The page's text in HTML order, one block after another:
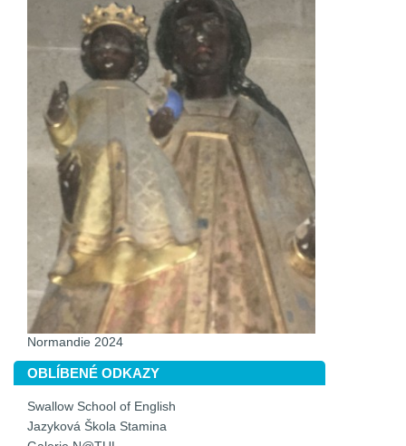
Normandie 2024
OBLÍBENÉ ODKAZY
Swallow School of English
Jazyková Škola Stamina